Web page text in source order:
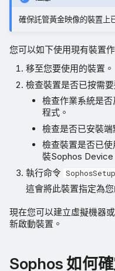
確保託管黃金映像的裝置上
您可以如下使用現有裝置
移至您要使用的裝置。
檢查裝置是否已按需要
檢查作業系統是
程式。
檢查是否已安裝端
檢查裝置是否已
裝Sophos Device
執行命令
這會將此裝置指定為您
現在您可以建立虛擬機器
新啟動裝置。
Sophos 如何